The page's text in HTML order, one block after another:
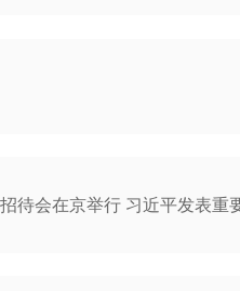
待会在京举行 习近平发表重